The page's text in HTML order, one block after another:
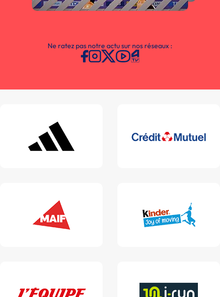
Ne ratez pas notre actu sur nos réseaux :